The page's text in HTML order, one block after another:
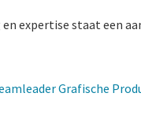
en expertise staat een
Grafische